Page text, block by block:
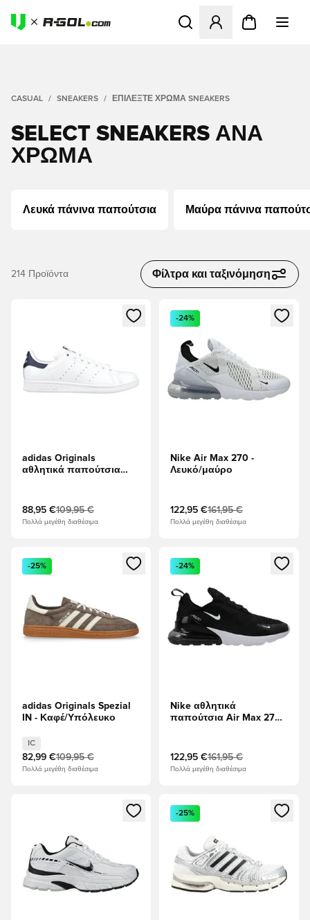
Ανοίγει ένα Modal για να
CASUAL SNEAKERS ΕΠΙΛΈΞΤΕ ΧΡΏΜΑ SNEAKERS
SELECT SNEAKERS ΑΝΆ
ΧΡΏΜΑ
Λευκά πάνινα παπούτσια Μαύρα πάνινα
214 Προϊόντα Φίλτρα και ταξινόμηση
Ανοίγει ένα Modal για να συνδεθείτε ή να εγγραφείτε ως
adidas Originals
αθλητικά παπούτσια
88,95 €109,95 €
Πολλά μεγέθη διαθέσιμα
Ανοίγει ένα Modal για να
-24%
Nike Air Max 270 -
Λευκό/μαύρο
122,95 €161,95 €
Πολλά μεγέθη διαθέσιμα
Ανοίγει ένα Modal για να συνδεθείτε ή να εγγραφείτε ως
-25%
adidas Originals Spezial
IN - Καφέ/Υπόλευκο
IC
82,99 €109,95 €
Πολλά μεγέθη διαθέσιμα
Ανοίγει ένα Modal για να
-24%
Nike αθλητικά
παπούτσια Air Max 270 -
122,95 €161,95 €
Πολλά μεγέθη διαθέσιμα
Ανοίγει ένα Modal για να συνδεθείτε ή να εγγραφείτε ως
Ανοίγει ένα Modal για να
-25%